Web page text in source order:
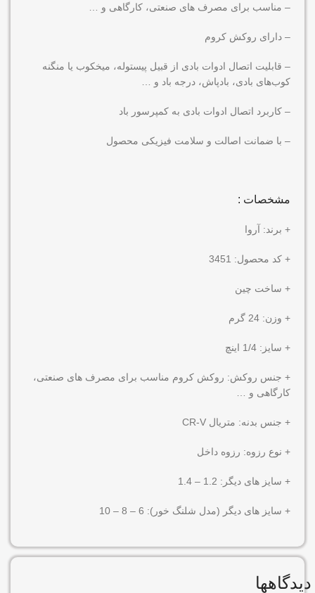
– مناسب برای مصرف های صنعتی، کارگاهی و …
– دارای روکش کروم
– قابلیت اتصال ادوات بادی از قبیل پیستوله، میخکوب یا منگنه
کوب‌های بادی، بادپاش، درجه باد و …
– کاربرد اتصال ادوات بادی به کمپرسور باد
– با ضمانت اصالت و سلامت فیزیکی محصول
مشخصات :
+ برند: آروا
+ کد محصول: 3451
+ ساخت چین
+ وزن: 24 گرم
+ سایز: 1/4 اینچ
+ جنس روکش: روکش کروم مناسب برای مصرف های صنعتی،
کارگاهی و …
+ جنس بدنه: متریال CR-V
+ نوع رزوه: رزوه داخل
+ سایز های دیگر: 1.2 – 1.4
+ سایز های دیگر (مدل شلنگ خور): 6 – 8 – 10
دیدگاهها